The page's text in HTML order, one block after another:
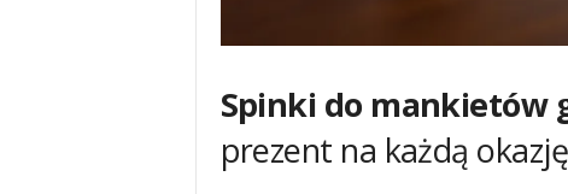
Spinki do mankietów
prezent na każdą okazję